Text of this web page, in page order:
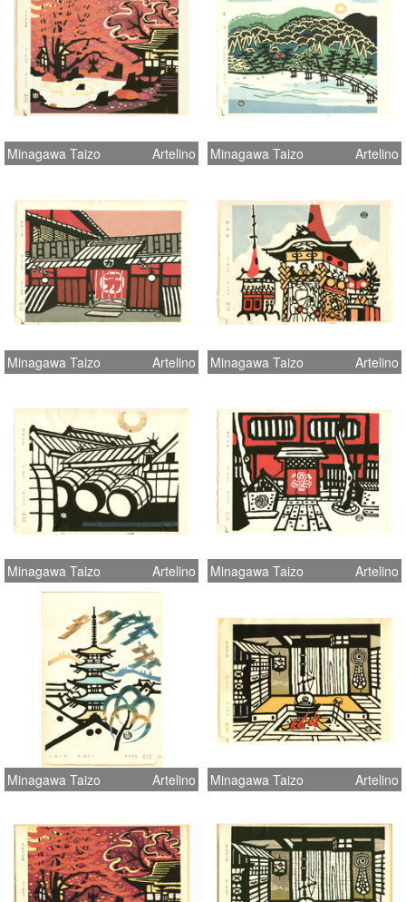
Minagawa Taizo Artelino Minagawa Taizo Artelino
Minagawa Taizo Artelino Minagawa Taizo Artelino
Minagawa Taizo Artelino Minagawa Taizo Artelino
Minagawa Taizo Artelino Minagawa Taizo Artelino